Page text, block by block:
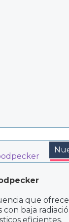
que ofrece
con baja
eficientes.